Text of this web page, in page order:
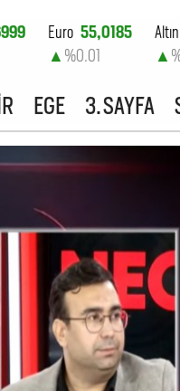
Euro 55,0185
▲ %0.01
Altın
▲
EGE 3. SAYFA